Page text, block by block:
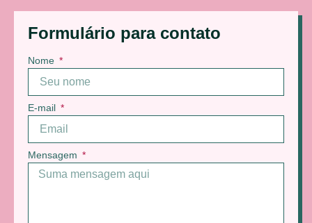
Formulário para contato
Nome
E-mail
Mensagem